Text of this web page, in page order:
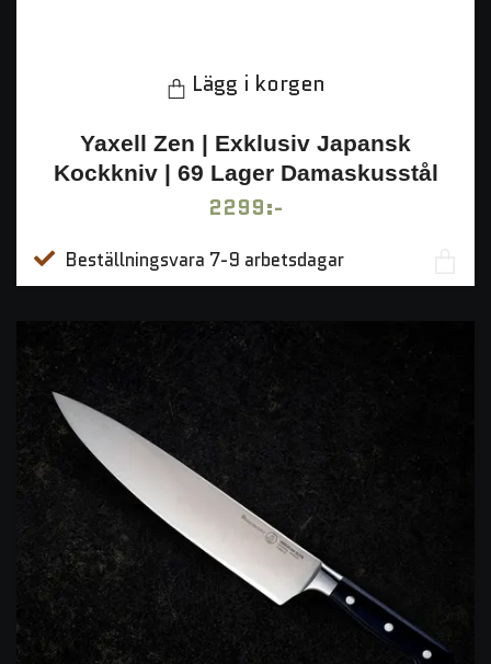
Lägg i korgen
Yaxell Zen | Exklusiv Japansk
Kockkniv | 69 Lager Damaskusstål
2299:-
Beställningsvara 7-9 arbetsdagar